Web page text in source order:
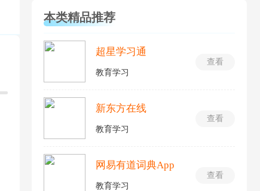
本类精品推荐
查看
超星学习通
教育学习
查看
新东方在线
教育学习
查看
网易有道词典App
教育学习